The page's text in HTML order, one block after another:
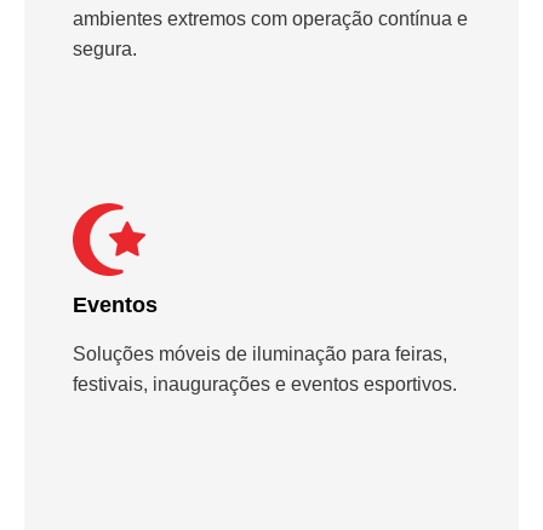
ambientes extremos com operação contínua e
segura.
Eventos
Soluções móveis de iluminação para feiras,
festivais, inaugurações e eventos esportivos.